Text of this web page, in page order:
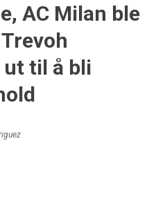
AC Milan ble
ut til å bli